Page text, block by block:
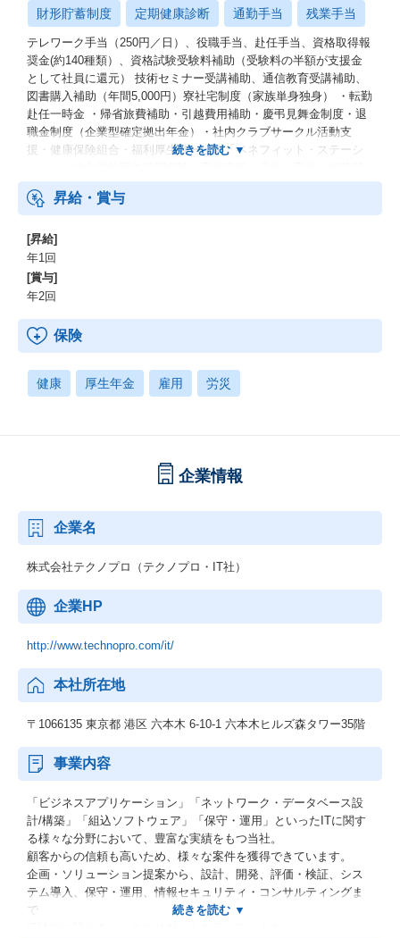
財形貯蓄制度 定期健康診断 通勤手当 残業手当
テレワーク手当（250円／日）、役職手当、赴任手当、資格取得報
奨金(約140種類）、資格試験受験料補助（受験料の半額が支援金
として社員に還元） 技術セミナー受講補助、通信教育受講補助、
図書購入補助（年間5,000円）寮社宅制度（家族単身独身） ・転勤
赴任一時金 ・帰省旅費補助・引越費用補助・慶弔見舞金制度・退
職金制度（企業型確定拠出年金）・社内クラブサークル活動支
援・健康保険組合・福利厚生サービス「ベネフィット・ステーシ
勤務制度）
昇給・賞与
[昇給]
年1回
[賞与]
年2回
保険
健康 厚生年金 雇用 労災
企業情報
企業名
株式会社テクノプロ（テクノプロ・IT社）
企業HP
http://www.technopro.com/it/
本社所在地
〒1066135 東京都 港区 六本木 6-10-1 六本木ヒルズ森タワー35階
事業内容
「ビジネスアプリケーション」「ネットワーク・データベース設
計/構築」「組込ソフトウェア」「保守・運用」といったITに関す
る様々な分野において、豊富な実績をもつ当社。
顧客からの信頼も高いため、様々な案件を獲得できています。
企画・ソリューション提案から、設計、開発、評価・検証、シス
テム導入、保守・運用、情報セキュリティ・コンサルティングま
で